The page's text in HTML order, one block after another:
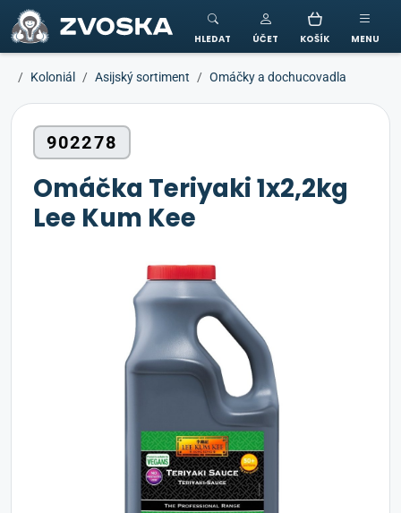
ZVOSKA
HLEDAT ÚČET KOŠÍK MENU
Koloniál Asijský sortiment Omáčky a dochucovadla
902278
Omáčka Teriyaki 1x2,2kg
Lee Kum Kee